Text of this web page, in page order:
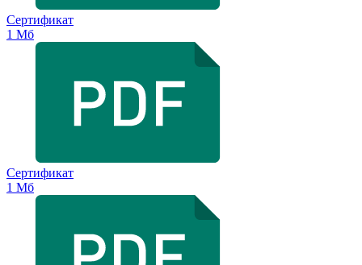
Сертификат
1 Мб
Сертификат
1 Мб